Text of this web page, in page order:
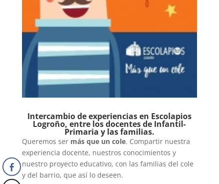
Intercambio de experiencias en Escolapios
Logroño, entre los docentes de Infantil-
Primaria y las familias.
Queremos ser más que un cole. Compartir nuestra
experiencia docente, nuestros conocimientos y
nuestro proyecto educativo, con las familias del cole
y del barrio, que así lo deseen.